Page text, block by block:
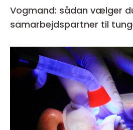
Vogmand: sådan vælger
samarbejdspartner til